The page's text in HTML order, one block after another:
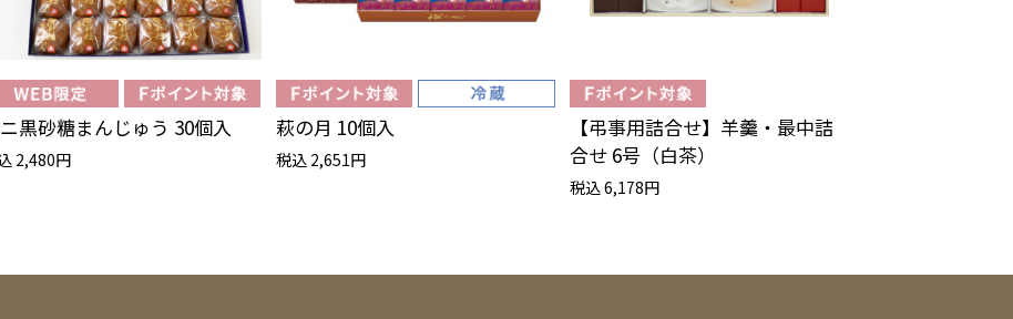
黒砂糖まんじゅう 30個入
2,480円
萩の月 10個入
税込 2,651円
【弔事用詰合せ】羊羹・最中詰
合せ 6号（白茶）
税込 6,178円